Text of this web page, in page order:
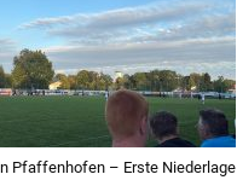
Pfaffenhofen – Erste Niederlage